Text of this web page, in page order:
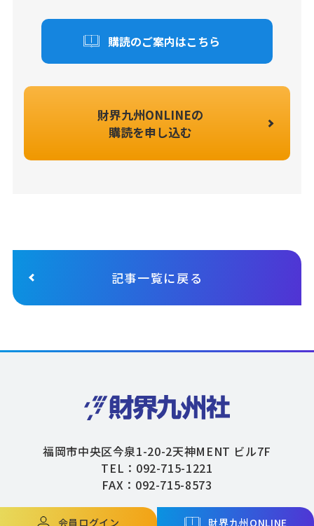
購読のご案内はこちら
財界九州ONLINEの
購読を申し込む
記事一覧に戻る
会員ログイン 財界九州ONLINE
福岡市中央区今泉1-20-2天神MENT ビル7F
TEL：092-715-1221
FAX：092-715-8573